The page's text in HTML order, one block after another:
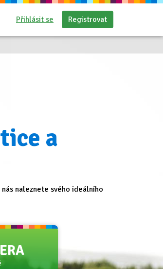
Přihlásit se Registrovat
a
naleznete svého ideálního